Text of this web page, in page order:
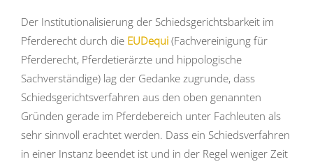
Der Institutionalisierung der Schiedsgerichtsbarkeit im
Pferderecht durch die EUDequi (Fachvereinigung für
Pferderecht, Pferdetierärzte und hippologische
Sachverständige) lag der Gedanke zugrunde, dass
Schiedsgerichtsverfahren aus den oben genannten
Gründen gerade im Pferdebereich unter Fachleuten als
sehr sinnvoll erachtet werden. Dass ein Schiedsverfahren
in einer Instanz beendet ist und in der Regel weniger Zeit